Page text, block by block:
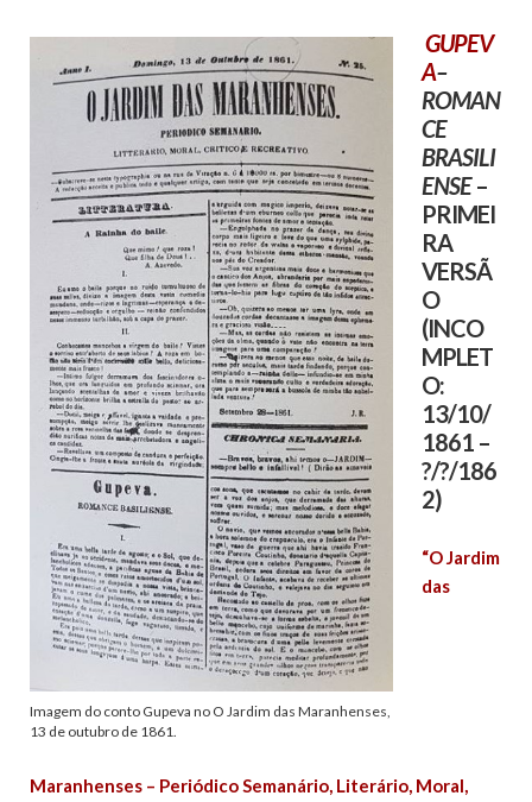
Imagem do conto Gupeva no O Jardim das Maranhenses,
13 de outubro de 1861.
GUPEV
A–
ROMAN
CE
BRASILI
ENSE–
PRIMEI
RA
VERSÃ
O
(INCO
MPLET
O:
13/10/
1861 –
?/?/186
2)
“O Jardim
das
Maranhenses – Periódico Semanário, Literário, Moral,